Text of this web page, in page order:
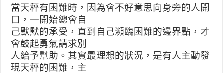
當天秤有困難時，因為會不好意思向身旁的人開
口，一開始總會自
己默默的承受，直到自己瀕臨困難的邊界點，才
會鼓起勇氣請求別
人給予幫助。其實最理想的狀況，是有人主動發
現天秤的困難，主